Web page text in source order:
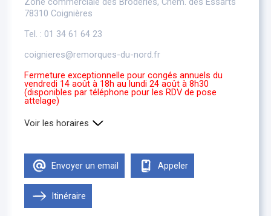
78310 Coignières
Tel. : 01 34 61 64 23
coignieres@remorques-du-nord.fr
Fermeture exceptionnelle pour congés annuels du
vendredi 14 août à 18h au lundi 24 août à 8h30
(disponibles par téléphone pour les RDV de pose
attelage)
Voir les horaires
Mardi
8h30-12h00 , 14h00-18h00
Mercredi 8h30-12h00 , 14h00-18h00
Jeudi 8h30-12h00 , 14h00-18h00
Vendredi
8h30-12h00 , 14h00-18h00
Samedi Fermé
Envoyer un email Appeler
Itinéraire